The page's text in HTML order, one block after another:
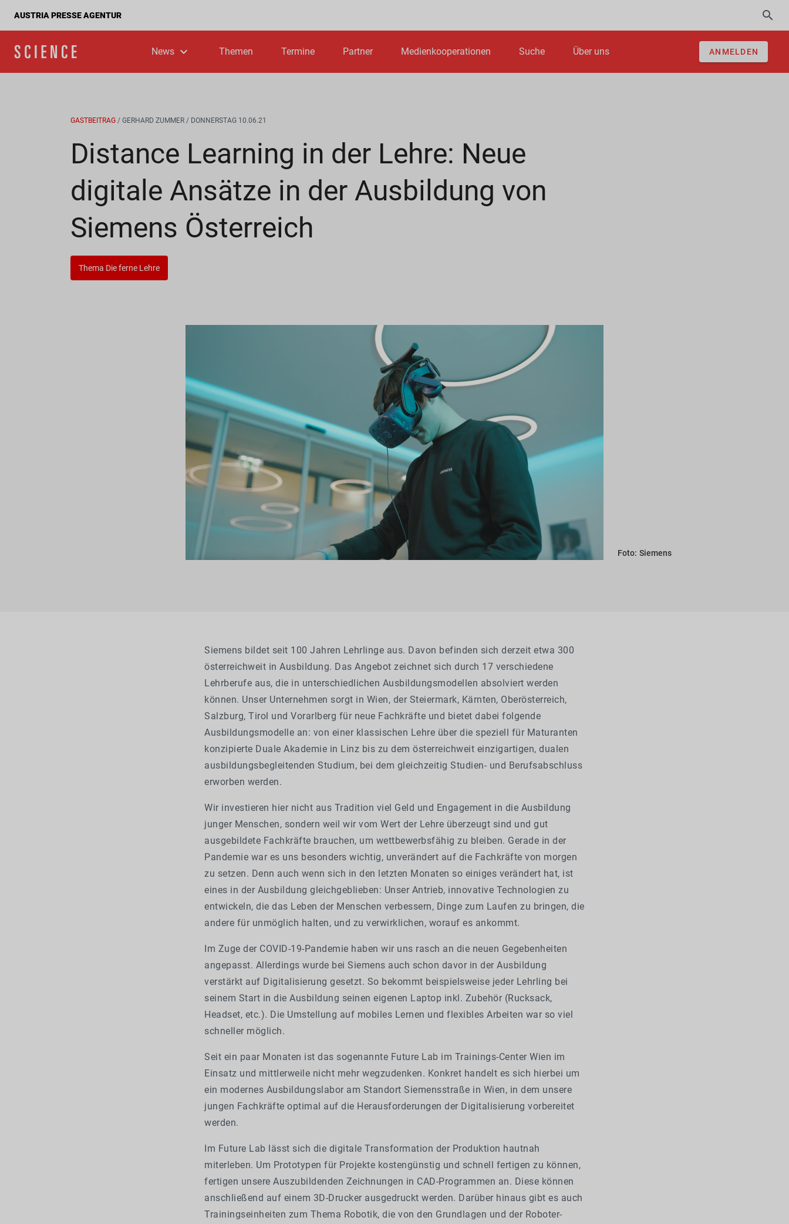
AUSTRIA PRESSE AGENTUR
News Themen Termine Partner Medienkooperationen Suche Über uns ANMELDEN
GASTBEITRAG / GERHARD ZUMMER / DONNERSTAG 10.06.21
Distance Learning in der Lehre: Neue
digitale Ansätze in der Ausbildung von
Siemens Österreich
Thema Die ferne Lehre
Foto: Siemens
Siemens bildet seit 100 Jahren Lehrlinge aus. Davon befinden sich derzeit etwa 300
österreichweit in Ausbildung. Das Angebot zeichnet sich durch 17 verschiedene
Lehrberufe aus, die in unterschiedlichen Ausbildungsmodellen absolviert werden
können. Unser Unternehmen sorgt in Wien, der Steiermark, Kärnten, Oberösterreich,
Salzburg, Tirol und Vorarlberg für neue Fachkräfte und bietet dabei folgende
Ausbildungsmodelle an: von einer klassischen Lehre über die speziell für Maturanten
konzipierte Duale Akademie in Linz bis zu dem österreichweit einzigartigen, dualen
ausbildungsbegleitenden Studium, bei dem gleichzeitig Studien- und Berufsabschluss
erworben werden.
Wir investieren hier nicht aus Tradition viel Geld und Engagement in die Ausbildung
junger Menschen, sondern weil wir vom Wert der Lehre überzeugt sind und gut
ausgebildete Fachkräfte brauchen, um wettbewerbsfähig zu bleiben. Gerade in der
Pandemie war es uns besonders wichtig, unverändert auf die Fachkräfte von morgen
zu setzen. Denn auch wenn sich in den letzten Monaten so einiges verändert hat, ist
eines in der Ausbildung gleichgeblieben: Unser Antrieb, innovative Technologien zu
entwickeln, die das Leben der Menschen verbessern, Dinge zum Laufen zu bringen, die
andere für unmöglich halten, und zu verwirklichen, worauf es ankommt.
Im Zuge der COVID-19-Pandemie haben wir uns rasch an die neuen Gegebenheiten
angepasst. Allerdings wurde bei Siemens auch schon davor in der Ausbildung
verstärkt auf Digitalisierung gesetzt. So bekommt beispielsweise jeder Lehrling bei
seinem Start in die Ausbildung seinen eigenen Laptop inkl. Zubehör (Rucksack,
Headset, etc.). Die Umstellung auf mobiles Lernen und flexibles Arbeiten war so viel
schneller möglich.
Seit ein paar Monaten ist das sogenannte Future Lab im Trainings-Center Wien im
Einsatz und mittlerweile nicht mehr wegzudenken. Konkret handelt es sich hierbei um
ein modernes Ausbildungslabor am Standort Siemensstraße in Wien, in dem unsere
jungen Fachkräfte optimal auf die Herausforderungen der Digitalisierung vorbereitet
werden.
Im Future Lab lässt sich die digitale Transformation der Produktion hautnah
miterleben. Um Prototypen für Projekte kostengünstig und schnell fertigen zu können,
fertigen unsere Auszubildenden Zeichnungen in CAD-Programmen an. Diese können
anschließend auf einem 3D-Drucker aus­gedruckt werden. Darüber hinaus gibt es auch
Trainings­einheiten zum Thema Robotik, die von den Grundlagen und der Roboter-